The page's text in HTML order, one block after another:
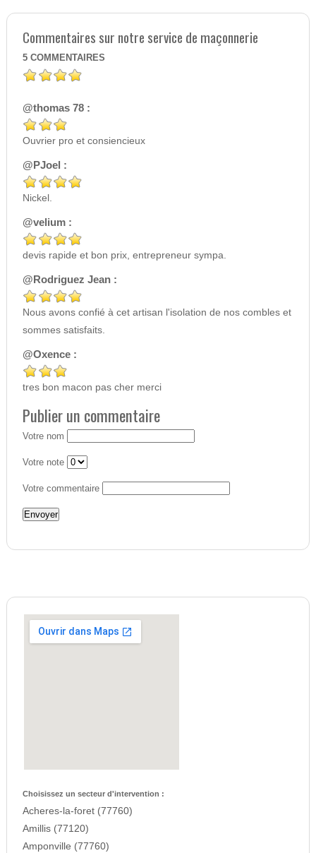
Commentaires sur notre service de maçonnerie
5 COMMENTAIRES
@thomas 78 :
Ouvrier pro et consiencieux
@PJoel :
Nickel.
@velium :
devis rapide et bon prix, entrepreneur sympa.
@Rodriguez Jean :
Nous avons confié à cet artisan l'isolation de nos combles et
sommes satisfaits.
@Oxence :
tres bon macon pas cher merci
Publier un commentaire
Votre nom
Votre note
Votre commentaire
Choisissez un secteur d'intervention :
Acheres-la-foret (77760)
Amillis (77120)
Amponville (77760)